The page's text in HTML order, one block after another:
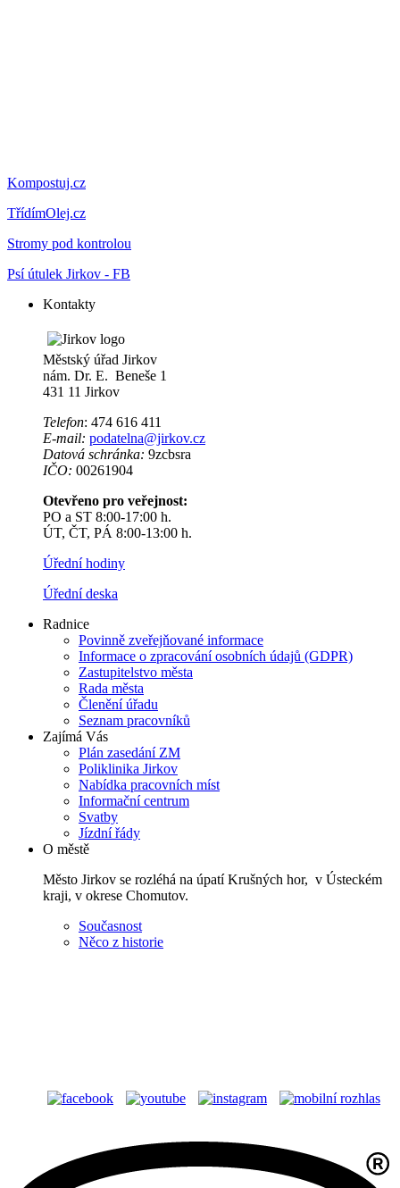
Kompostuj.cz
TřídímOlej.cz
Stromy pod kontrolou
Psí útulek Jirkov - FB
Kontakty
Městský úřad Jirkov
nám. Dr. E. Beneše 1
431 11 Jirkov
Telefon: 474 616 411
E-mail: podatelna@jirkov.cz
Datová schránka: 9zcbsra
IČO: 00261904
Otevřeno pro veřejnost:
PO a ST 8:00-17:00 h.
ÚT, ČT, PÁ 8:00-13:00 h.
Úřední hodiny
Úřední deska
Radnice
Povinně zveřejňované informace
Informace o zpracování osobních údajů (GDPR)
Zastupitelstvo města
Rada města
Členění úřadu
Seznam pracovníků
Zajímá Vás
Plán zasedání ZM
Poliklinika Jirkov
Nabídka pracovních míst
Informační centrum
Svatby
Jízdní řády
O městě
Město Jirkov se rozléhá na úpatí Krušných hor, v Ústeckém
kraji, v okrese Chomutov.
Současnost
Něco z historie